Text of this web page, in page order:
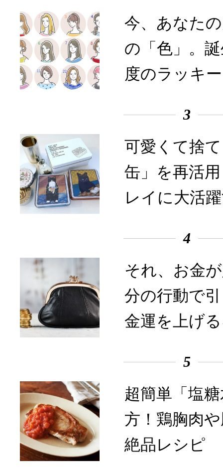
今、あなた
の「色」。
度のラッキ
3
可愛くて捨
缶」を再活
レイに大活
4
それ、お金
分の行動で
金運を上げ
5
超簡単「塩
方！鶏胸肉
絶品レシピ